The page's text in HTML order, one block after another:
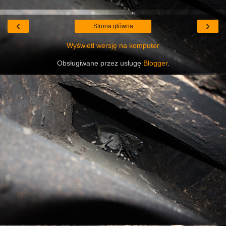
‹ ›
Strona główna
Wyświetl wersję na komputer
Obsługiwane przez usługę Blogger.